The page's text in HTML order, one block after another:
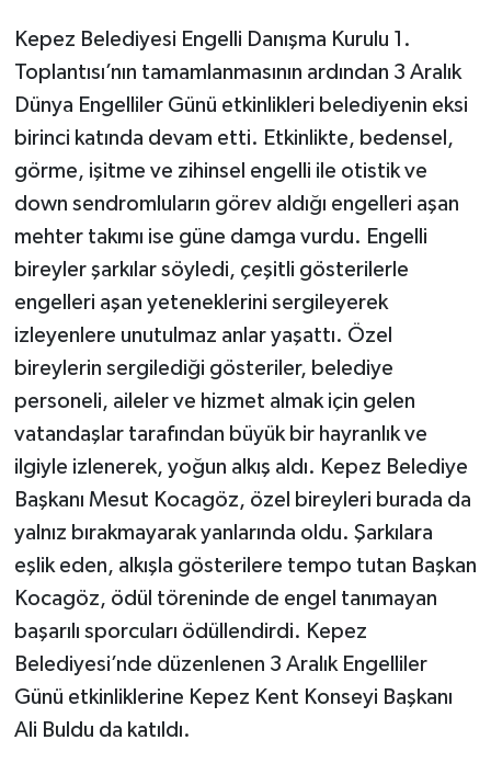
Kepez Belediyesi Engelli Danışma Kurulu 1.
Toplantısı’nın tamamlanmasının ardından 3 Aralık
Dünya Engelliler Günü etkinlikleri belediyenin eksi
birinci katında devam etti. Etkinlikte, bedensel,
görme, işitme ve zihinsel engelli ile otistik ve
down sendromluların görev aldığı engelleri aşan
mehter takımı ise güne damga vurdu. Engelli
bireyler şarkılar söyledi, çeşitli gösterilerle
engelleri aşan yeteneklerini sergileyerek
izleyenlere unutulmaz anlar yaşattı. Özel
bireylerin sergilediği gösteriler, belediye
personeli, aileler ve hizmet almak için gelen
vatandaşlar tarafından büyük bir hayranlık ve
ilgiyle izlenerek, yoğun alkış aldı. Kepez Belediye
Başkanı Mesut Kocagöz, özel bireyleri burada da
yalnız bırakmayarak yanlarında oldu. Şarkılara
eşlik eden, alkışla gösterilere tempo tutan Başkan
Kocagöz, ödül töreninde de engel tanımayan
başarılı sporcuları ödüllendirdi. Kepez
Belediyesi’nde düzenlenen 3 Aralık Engelliler
Günü etkinliklerine Kepez Kent Konseyi Başkanı
Ali Buldu da katıldı.